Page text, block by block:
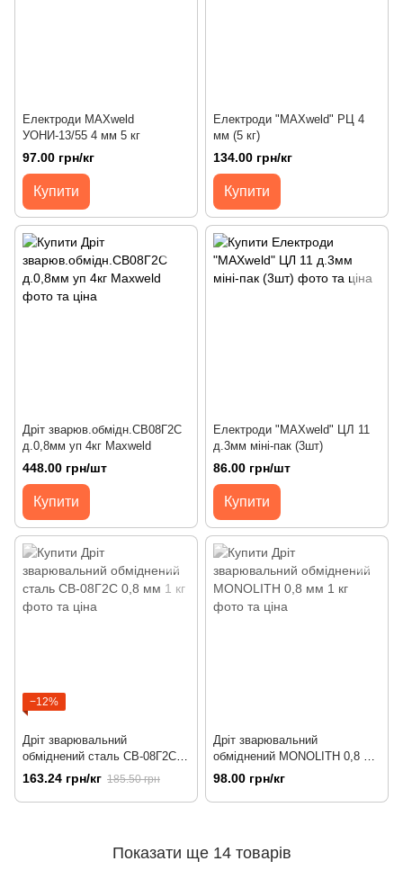
Електроди MAXweld
УОНИ-13/55 4 мм 5 кг
97.00 грн/кг
Купити
Електроди "MAXweld" РЦ 4
мм (5 кг)
134.00 грн/кг
Купити
Дріт зварюв.обмідн.СВ08Г2С
д.0,8мм уп 4кг Maxweld
448.00 грн/шт
Купити
Електроди "MAXweld" ЦЛ 11
д.3мм міні-пак (3шт)
86.00 грн/шт
Купити
−12%
Дріт зварювальний
обміднений сталь СВ-08Г2С
0,8 мм 1 кг
163.24 грн/кг 185.50 грн
Дріт зварювальний
обміднений MONOLITH 0,8 мм
1 кг
98.00 грн/кг
Показати ще 14 товарів